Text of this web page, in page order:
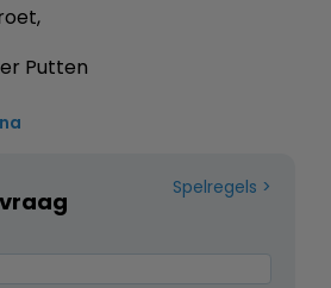
Putten
Spelregels